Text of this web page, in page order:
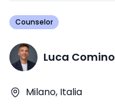
Counselor
Luca Comino
Milano, Italia